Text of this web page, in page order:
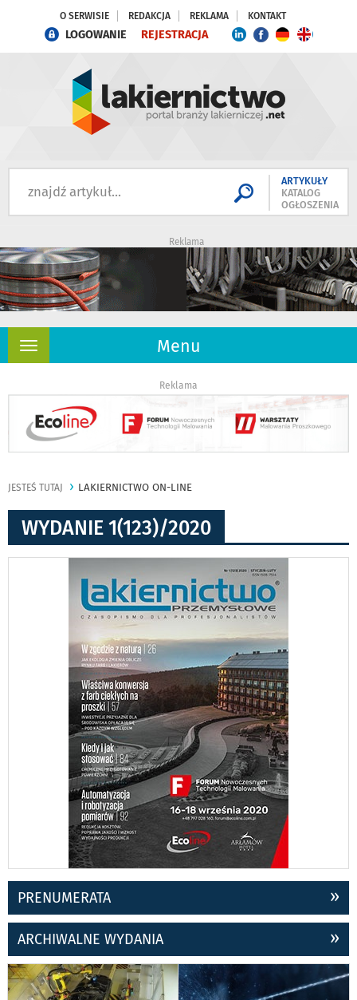
O SERWISIE REDAKCJA REKLAMA KONTAKT
LOGOWANIE REJESTRACJA
ARTYKUŁY
KATALOG
OGŁOSZENIA
Reklama
Menu
Rozwiń
Reklama
JESTEŚ TUTAJ LAKIERNICTWO ON-LINE
WYDANIE 1(123)/2020
PRENUMERATA
ARCHIWALNE WYDANIA